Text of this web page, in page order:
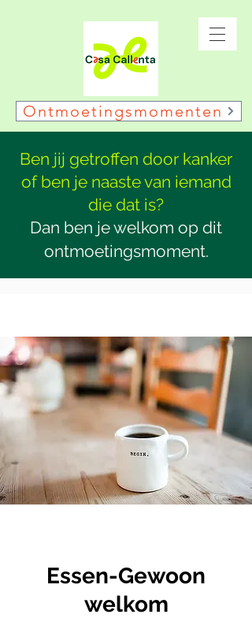
Ontmoetingsmomenten
Ben jij getroffen door kanker
of ben je naaste van iemand
die dat is?
Dan ben je welkom op dit
ontmoetingsmoment.
Essen-Gewoon
welkom